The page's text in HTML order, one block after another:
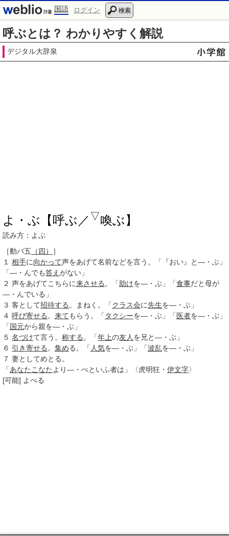
国語 ログイン 検索
呼ぶとは？ わかりやすく解説
デジタル大辞泉
よ・ぶ【呼ぶ／ ▽喚ぶ】
読み方：よぶ
［動バ五 （四）
］
１
相手に向かって声をあげて名前などを言う。「『おい』と―・ぶ」
「―・んでも答え がない」
２ 声をあげてこちらに来させる 。「助けを―・ぶ」「食事だと母が
―・んでいる」
３ 客として招待する 。まねく。「クラス会に先生を―・ぶ」
４ 呼び寄せる 。 来てもらう。「 タクシーを―・ぶ」「 医者を―・ぶ」
「 国元から親を―・ぶ」
５ 名づけて言う。 称する 。「年上の友人 を兄と―・ぶ」
６ 引き寄せる 。 集める。「 人気を―・ぶ」「波乱を―・ぶ」
７ 妻としてめとる。
「あなたこなた より―・べといふ者は」〈虎明狂・ 伊文字〉
[可能] よべる